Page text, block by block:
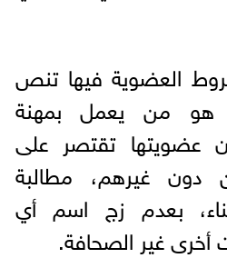
العضوية فيها تنص
من يعمل بمهنة
عضويتها تقتصر على
دون غيرهم، مطالبة
بعدم زج اسم أي
غير الصحافة.